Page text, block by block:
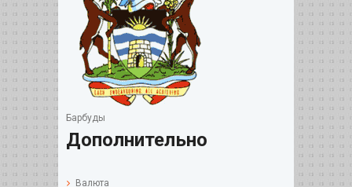
Барбуды
Дополнительно
Валюта